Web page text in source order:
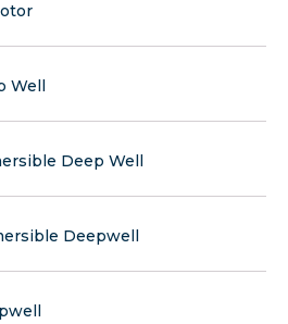
Well
Deep Well
Deepwell